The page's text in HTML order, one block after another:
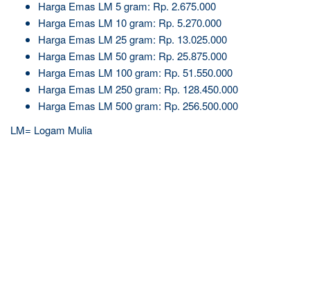
Harga Emas LM 5 gram: Rp. 2.675.000
Harga Emas LM 10 gram: Rp. 5.270.000
Harga Emas LM 25 gram: Rp. 13.025.000
Harga Emas LM 50 gram: Rp. 25.875.000
Harga Emas LM 100 gram: Rp. 51.550.000
Harga Emas LM 250 gram: Rp. 128.450.000
Harga Emas LM 500 gram: Rp. 256.500.000
LM= Logam Mulia